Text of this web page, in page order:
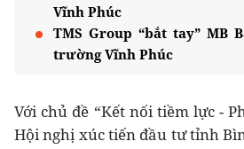
Vĩnh Phúc
TMS Group “bắt tay” MB
trường Vĩnh Phúc
Với chủ đề “Kết nối tiềm lực -
Hội nghị xúc tiến đầu tư tỉnh